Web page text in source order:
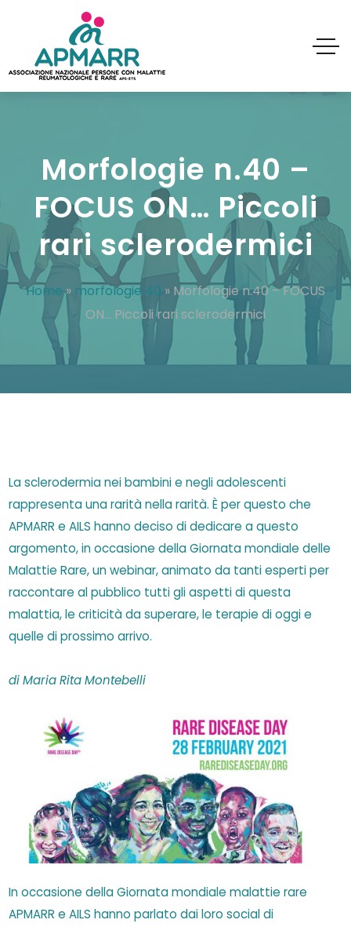
Morfologie n.40 –
FOCUS ON… Piccoli
rari sclerodermici
Home» morfologie 40 » Morfologie n.40 – FOCUS
ON… Piccoli rari sclerodermici
La sclerodermia nei bambini e negli adolescenti
rappresenta una rarità nella rarità. È per questo che
APMARR e AILS hanno deciso di dedicare a questo
argomento, in occasione della Giornata mondiale delle
Malattie Rare, un webinar, animato da tanti esperti per
raccontare al pubblico tutti gli aspetti di questa
malattia, le criticità da superare, le terapie di oggi e
quelle di prossimo arrivo.
di Maria Rita Montebelli
In occasione della Giornata mondiale malattie rare
APMARR e AILS hanno parlato dai loro social di